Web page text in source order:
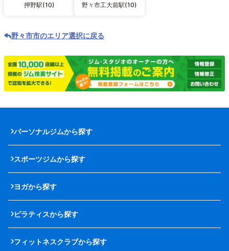
押野駅(10) 野々市工大前駅(10)
野々市市のエリア選択に戻る
パーソナルジムから探す
スポーツジムから探す
ヨガから探す
ピラティスから探す
フィットネスクラブから探す